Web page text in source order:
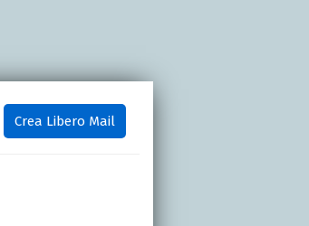
Crea Libero Mail